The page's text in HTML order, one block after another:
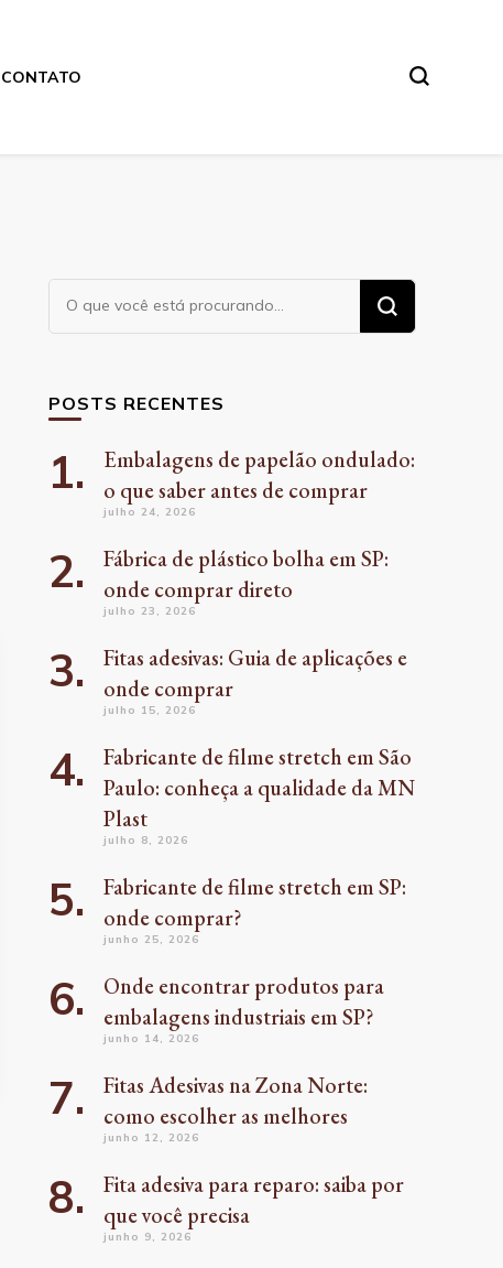
CONTATO
Procurando
algo?
POSTS RECENTES
Embalagens de papelão ondulado:
o que saber antes de comprar
julho 24, 2026
Fábrica de plástico bolha em SP:
onde comprar direto
julho 23, 2026
Fitas adesivas: Guia de aplicações e
onde comprar
julho 15, 2026
Fabricante de filme stretch em São
Paulo: conheça a qualidade da MN
Plast
julho 8, 2026
Fabricante de filme stretch em SP:
onde comprar?
junho 25, 2026
Onde encontrar produtos para
embalagens industriais em SP?
junho 14, 2026
Fitas Adesivas na Zona Norte:
como escolher as melhores
junho 12, 2026
Fita adesiva para reparo: saiba por
que você precisa
junho 9, 2026